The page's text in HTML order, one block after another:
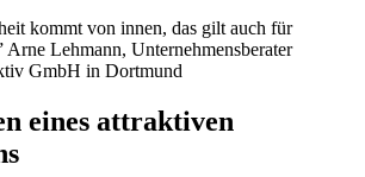
kommt von innen, das gilt auch für
Arne Lehmann, Unternehmensberater
GmbH in Dortmund
eines attraktiven